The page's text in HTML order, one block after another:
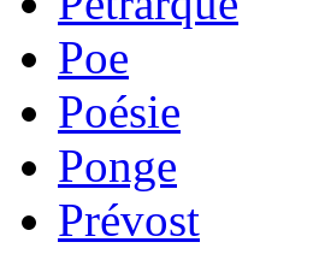
Poe
Poésie
Ponge
Prévost